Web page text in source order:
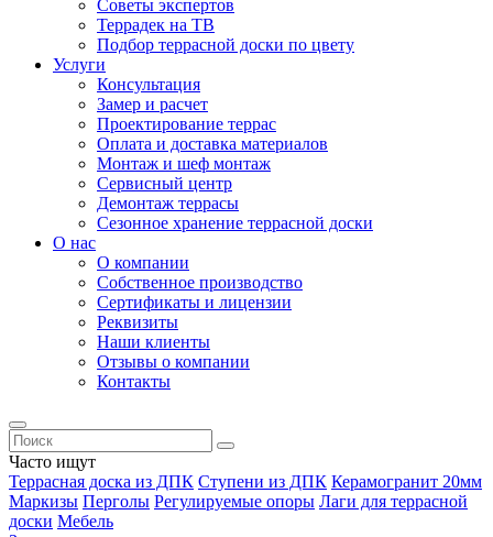
Советы экспертов
Террадек на ТВ
Подбор террасной доски по цвету
Услуги
Консультация
Замер и расчет
Проектирование террас
Оплата и доставка материалов
Монтаж и шеф монтаж
Сервисный центр
Демонтаж террасы
Сезонное хранение террасной доски
О нас
О компании
Собственное производство
Сертификаты и лицензии
Реквизиты
Наши клиенты
Отзывы о компании
Контакты
Часто ищут
Террасная доска из ДПК Ступени из ДПК Керамогранит 20мм
Маркизы Перголы Регулируемые опоры Лаги для террасной
доски Мебель